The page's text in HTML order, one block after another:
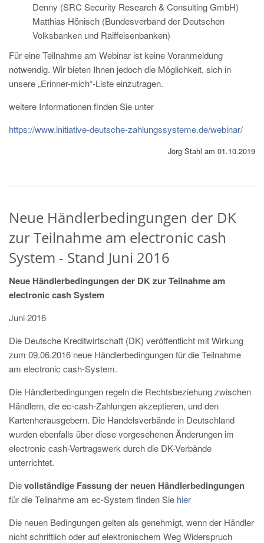
Denny (SRC Security Research & Consulting GmbH)
Matthias Hönisch (Bundesverband der Deutschen
Volksbanken und Raiffeisenbanken)
Für eine Teilnahme am Webinar ist keine Voranmeldung
notwendig. Wir bieten Ihnen jedoch die Möglichkeit, sich in
unsere „Erinner-mich“-Liste einzutragen.
weitere Informationen finden Sie unter
https://www.initiative-deutsche-zahlungssysteme.de/webinar/
Jörg Stahl am 01.10.2019
Neue Händlerbedingungen der DK
zur Teilnahme am electronic cash
System - Stand Juni 2016
Neue Händlerbedingungen der DK zur Teilnahme am
electronic cash System
Juni 2016
Die Deutsche Kreditwirtschaft (DK) veröffentlicht mit Wirkung
zum 09.06.2016 neue Händlerbedingungen für die Teilnahme
am electronic cash-System.
Die Händlerbedingungen regeln die Rechtsbeziehung zwischen
Händlern, die ec-cash-Zahlungen akzeptieren, und den
Kartenherausgebern. Die Handelsverbände in Deutschland
wurden ebenfalls über diese vorgesehenen Änderungen im
electronic cash-Vertragswerk durch die DK-Verbände
unterrichtet.
Dievollständige Fassung der neuen Händlerbedingungen
für die Teilnahme am ec-System finden Sie hier
Die neuen Bedingungen gelten als genehmigt, wenn der Händler
nicht schriftlich oder auf elektronischem Weg Widerspruch